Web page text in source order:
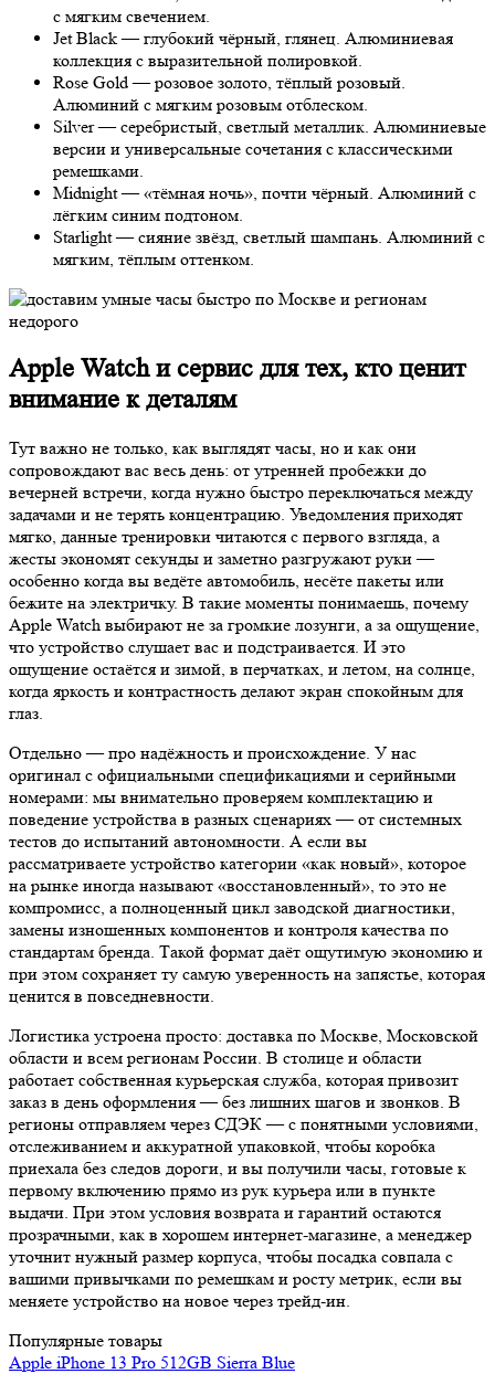
с мягким свечением.
Jet Black — глубокий чёрный, глянец. Алюминиевая
коллекция с выразительной полировкой.
Rose Gold — розовое золото, тёплый розовый.
Алюминий с мягким розовым отблеском.
Silver — серебристый, светлый металлик. Алюминиевые
версии и универсальные сочетания с классическими
ремешками.
Midnight — «тёмная ночь», почти чёрный. Алюминий с
лёгким синим подтоном.
Starlight — сияние звёзд, светлый шампань. Алюминий с
мягким, тёплым оттенком.
Apple Watch и сервис для тех, кто ценит
внимание к деталям
Тут важно не только, как выглядят часы, но и как они
сопровождают вас весь день: от утренней пробежки до
вечерней встречи, когда нужно быстро переключаться между
задачами и не терять концентрацию. Уведомления приходят
мягко, данные тренировки читаются с первого взгляда, а
жесты экономят секунды и заметно разгружают руки —
особенно когда вы ведёте автомобиль, несёте пакеты или
бежите на электричку. В такие моменты понимаешь, почему
Apple Watch выбирают не за громкие лозунги, а за ощущение,
что устройство слушает вас и подстраивается. И это
ощущение остаётся и зимой, в перчатках, и летом, на солнце,
когда яркость и контрастность делают экран спокойным для
глаз.
Отдельно — про надёжность и происхождение. У нас
оригинал с официальными спецификациями и серийными
номерами: мы внимательно проверяем комплектацию и
поведение устройства в разных сценариях — от системных
тестов до испытаний автономности. А если вы
рассматриваете устройство категории «как новый», которое
на рынке иногда называют «восстановленный», то это не
компромисс, а полноценный цикл заводской диагностики,
замены изношенных компонентов и контроля качества по
стандартам бренда. Такой формат даёт ощутимую экономию и
при этом сохраняет ту самую уверенность на запястье, которая
ценится в повседневности.
Логистика устроена просто: доставка по Москве, Московской
области и всем регионам России. В столице и области
работает собственная курьерская служба, которая привозит
заказ в день оформления — без лишних шагов и звонков. В
регионы отправляем через СДЭК — с понятными условиями,
отслеживанием и аккуратной упаковкой, чтобы коробка
приехала без следов дороги, и вы получили часы, готовые к
первому включению прямо из рук курьера или в пункте
выдачи. При этом условия возврата и гарантий остаются
прозрачными, как в хорошем интернет-магазине, а менеджер
уточнит нужный размер корпуса, чтобы посадка совпала с
вашими привычками по ремешкам и росту метрик, если вы
меняете устройство на новое через трейд-ин.
Популярные товары
Apple iPhone 13 Pro 512GB Sierra Blue